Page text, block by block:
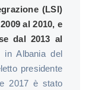
(LSI)
al 2010, e
dal 2013 al
in Albania del
presidente
2017 è stato